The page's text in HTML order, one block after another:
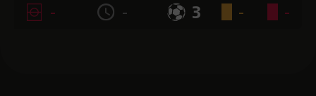
- - 3 - -